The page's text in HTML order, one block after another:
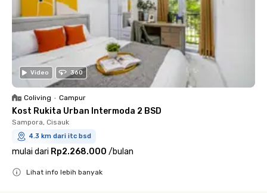
Video 360
Coliving • Campur
Kost Rukita Urban Intermoda 2 BSD
Sampora, Cisauk
4.3 km dari itc bsd
mulai dari Rp2.268.000 /bulan
Lihat info lebih banyak